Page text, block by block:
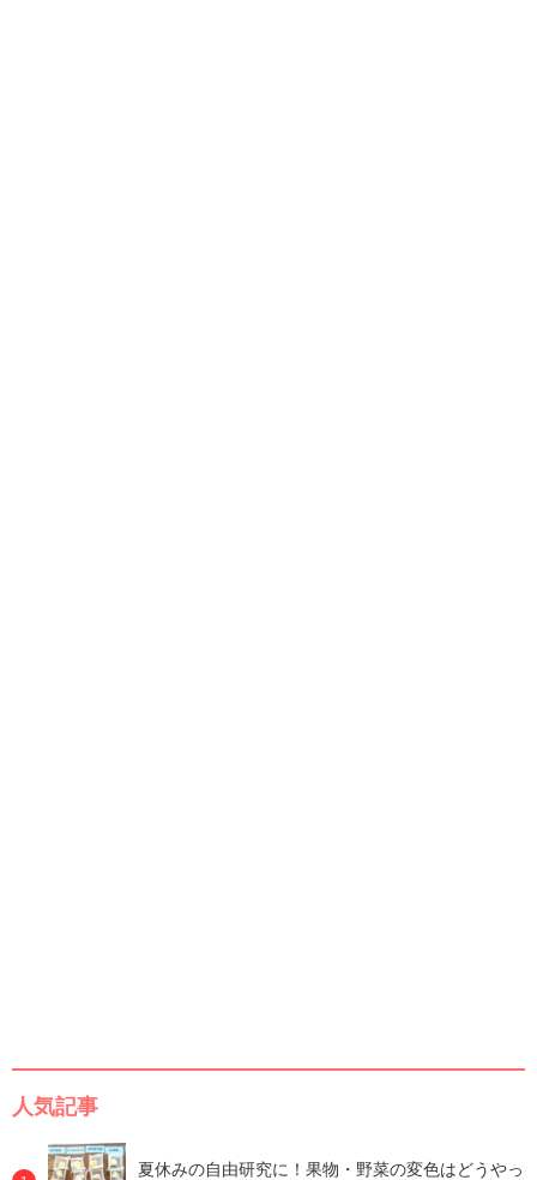
人気記事
夏休みの自由研究に！果物・野菜の変色はどうやっ